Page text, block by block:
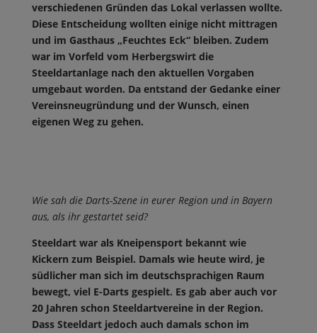
verschiedenen Gründen das Lokal verlassen wollte.
Diese Entscheidung wollten einige nicht mittragen
und im Gasthaus „Feuchtes Eck“ bleiben. Zudem
war im Vorfeld vom Herbergswirt die
Steeldartanlage nach den aktuellen Vorgaben
umgebaut worden. Da entstand der Gedanke einer
Vereinsneugründung und der Wunsch, einen
eigenen Weg zu gehen.
Wie sah die Darts-Szene in eurer Region und in Bayern
aus, als ihr gestartet seid?
Steeldart war als Kneipensport bekannt wie
Kickern zum Beispiel. Damals wie heute wird, je
südlicher man sich im deutschsprachigen Raum
bewegt, viel E-Darts gespielt. Es gab aber auch vor
20 Jahren schon Steeldartvereine in der Region.
Dass Steeldart jedoch auch damals schon im